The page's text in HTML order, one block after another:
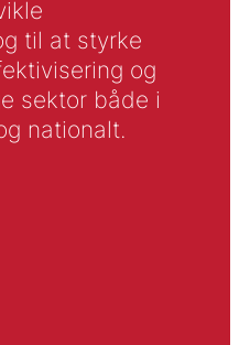
til at styrke
og
sektor både i
nationalt.